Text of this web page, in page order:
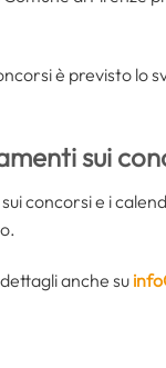
è previsto lo
sui
concorsi e i
anche su